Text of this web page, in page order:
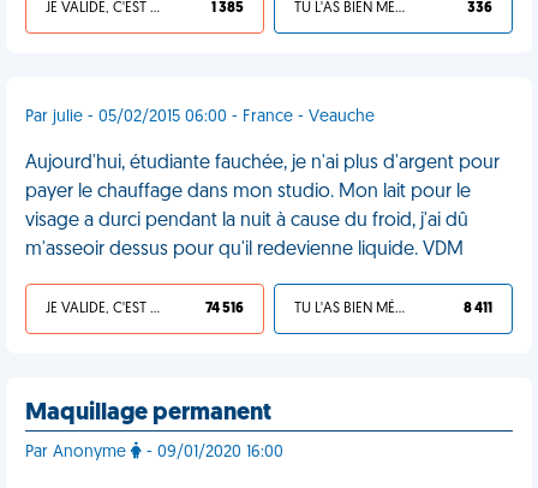
JE VALIDE, C'EST UNE VDM 1 385 TU L'AS BIEN MÉRITÉ 336
Par julie - 05/02/2015 06:00 - France - Veauche
Aujourd'hui, étudiante fauchée, je n'ai plus d'argent pour
payer le chauffage dans mon studio. Mon lait pour le
visage a durci pendant la nuit à cause du froid, j'ai dû
m'asseoir dessus pour qu'il redevienne liquide. VDM
JE VALIDE, C'EST UNE VDM 74 516 TU L'AS BIEN MÉRITÉ 8 411
Maquillage permanent
Par Anonyme - 09/01/2020 16:00